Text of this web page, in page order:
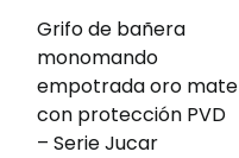
Grifo de bañera
monomando
empotrada oro mate
con protección PVD
– Serie Jucar